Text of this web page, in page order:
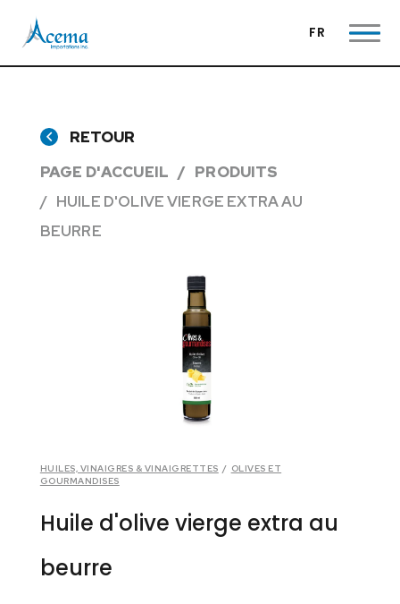
FR
RETOUR
PAGE D'ACCUEIL
PRODUITS
HUILE D'OLIVE VIERGE EXTRA AU
BEURRE
HUILES, VINAIGRES & VINAIGRETTES / OLIVES ET
GOURMANDISES
Huile d'olive vierge extra au
beurre